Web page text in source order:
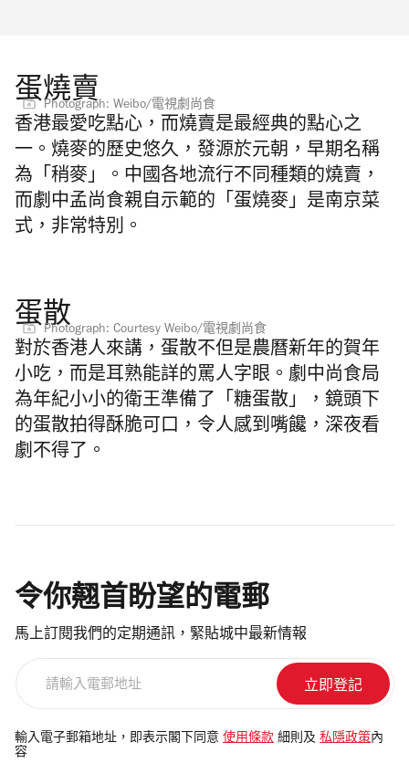
蛋燒賣
Photograph: Weibo/電視劇尚食
香港最愛吃點心，而燒賣是最經典的點心之
一。燒麥的歷史悠久，發源於元朝，早期名稱
為「稍麥」。中國各地流行不同種類的燒賣，
而劇中孟尚食親自示範的「蛋燒麥」是南京菜
式，非常特別。
蛋散Photograph: Courtesy Weibo/電視劇尚食
對於香港人來講，蛋散不但是農曆新年的賀年
小吃，而是耳熟能詳的罵人字眼。劇中尚食局
為年紀小小的衛王準備了「糖蛋散」，鏡頭下
的蛋散拍得酥脆可口，令人感到嘴饞，深夜看
劇不得了。
令你翹首盼望的電郵
馬上訂閱我們的定期通訊，緊貼城中最新情報
電
郵
輸入電子郵箱地址，即表示閣下同意 使用條款 細則及 私隱政策內
容